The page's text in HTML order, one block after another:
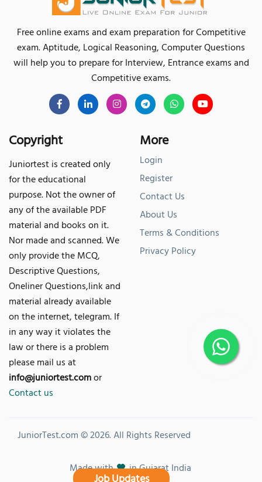
Free online exams and exam preparation for Competitive
exam. Aptitude, Logical Reasoning, Computer Questions
will help you to prepare for Interview, Entrance exams and
Competitive exams.
Copyright
Juniortest is created only
for the educational
purpose. Not the owner of
any of the available PDF
material and books on it.
Nor made and scanned. We
only provide the MCQ,
Descriptive Questions,
Oneliner Questions,link and
material already available
on the internet, telegram. If
in any way it violates the
law or there is a problem
please mail us at
info@juniortest.comor
Contact us
More
Login
Register
Contact Us
About Us
Terms & Conditions
Privacy Policy
JuniorTest.com © 2026. All Rights Reserved
Made with in Gujarat India
Job Updates